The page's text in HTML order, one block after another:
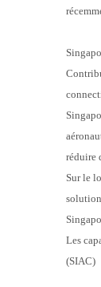
réduire
Sur le
Les
(SIAC)